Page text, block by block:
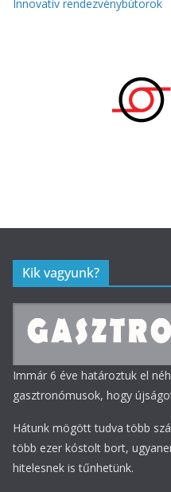
Innovatív rendezvénybútorok
Kik vagyunk?
Immár 6 éve határoztuk el
gasztronómusok, hogy
Hátunk mögött tudva több
több ezer kóstolt bort,
hitelesnek is tűnhetünk.